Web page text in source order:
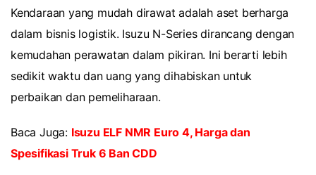
Kendaraan yang mudah dirawat adalah aset berharga
dalam bisnis logistik. Isuzu N-Series dirancang dengan
kemudahan perawatan dalam pikiran. Ini berarti lebih
sedikit waktu dan uang yang dihabiskan untuk
perbaikan dan pemeliharaan.
Baca Juga: Isuzu ELF NMR Euro 4, Harga dan
Spesifikasi Truk 6 Ban CDD